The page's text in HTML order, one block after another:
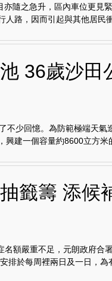
隨之急升，區內車位更見
路，因而引起與其他居民
36歲沙田
不少回憶。為防範極端天氣
建一個容量約8600立方米
籤籌 添候
額嚴重不足，元朗政府合
排於每周裡兩日及一日，為